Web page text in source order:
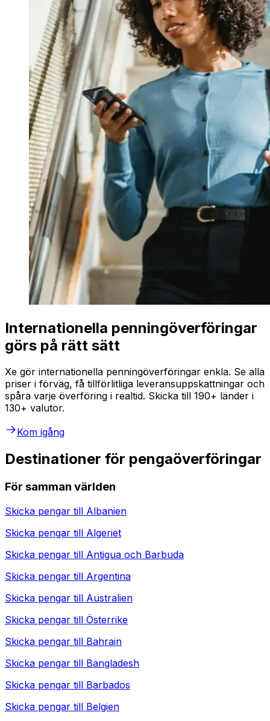
Internationella penningöverföringar
görs på rätt sätt
Xe gör internationella penningöverföringar enkla. Se alla
priser i förväg, få tillförlitliga leveransuppskattningar och
spåra varje överföring i realtid. Skicka till 190+ länder i
130+ valutor.
Kom igång
Destinationer för pengaöverföringar
För samman världen
Skicka pengar till Albanien
Skicka pengar till Algeriet
Skicka pengar till Antigua och Barbuda
Skicka pengar till Argentina
Skicka pengar till Australien
Skicka pengar till Österrike
Skicka pengar till Bahrain
Skicka pengar till Bangladesh
Skicka pengar till Barbados
Skicka pengar till Belgien